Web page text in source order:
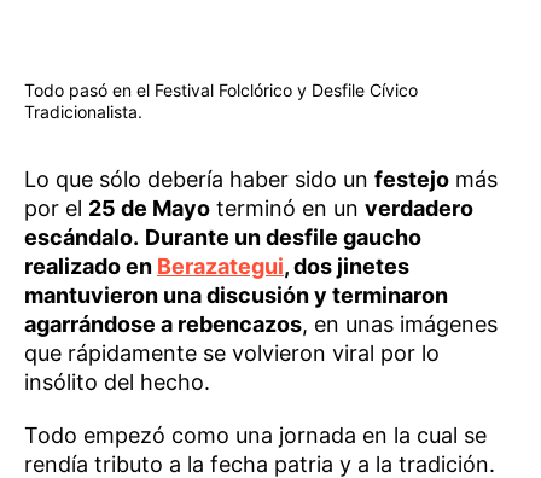
Todo pasó en el Festival Folclórico y Desfile Cívico
Tradicionalista.
Lo que sólo debería haber sido un festejo más
por el 25 de Mayo terminó en un verdadero
escándalo. Durante un desfile gaucho
realizado en Berazategui, dos jinetes
mantuvieron una discusión y terminaron
agarrándose a rebencazos, en unas imágenes
que rápidamente se volvieron viral por lo
insólito del hecho.
Todo empezó como una jornada en la cual se
rendía tributo a la fecha patria y a la tradición.